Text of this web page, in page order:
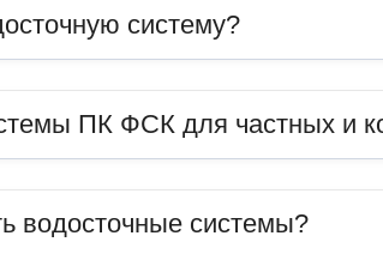
систему?
ПК ФСК для частных и
водосточные системы?